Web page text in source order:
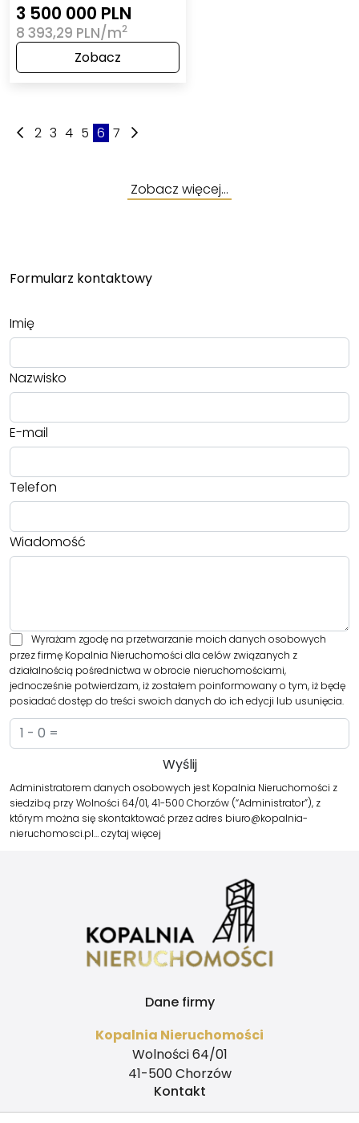
3 500 000 PLN
8 393,29 PLN/m2
Zobacz
2 3 4 5 6 7
Zobacz więcej…
Formularz kontaktowy
Imię
Nazwisko
E-mail
Telefon
Wiadomość
Wyrażam zgodę na przetwarzanie moich danych osobowych
przez firmę Kopalnia Nieruchomości dla celów związanych z
działalnością pośrednictwa w obrocie nieruchomościami,
jednocześnie potwierdzam, iż zostałem poinformowany o tym, iż będę
posiadać dostęp do treści swoich danych do ich edycji lub usunięcia.
Administratorem danych osobowych jest Kopalnia Nieruchomości z
siedzibą przy Wolności 64/01, 41-500 Chorzów (“Administrator”), z
którym można się skontaktować przez adres biuro@kopalnia-
nieruchomosci.pl…czytaj więcej
Dane firmy
Kopalnia Nieruchomości
Wolności 64/01
41-500 Chorzów
Kontakt